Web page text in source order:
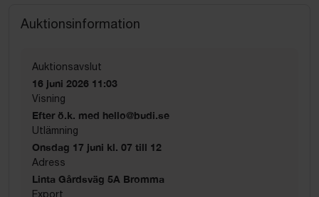
Auktionsinformation
Auktionsavslut
16 juni 2026 11:03
Visning
Efter ö.k. med hello@budi.se
Utlämning
Onsdag 17 juni kl. 07 till 12
Adress
Linta Gårdsväg 5A Bromma
Export